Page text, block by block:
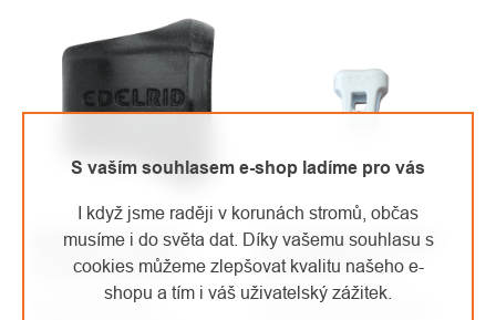
S vaším souhlasem e-shop ladíme pro vás
I když jsme raději v korunách stromů, občas
musíme i do světa dat. Díky vašemu souhlasu s
cookies můžeme zlepšovat kvalitu našeho e-
shopu a tím i váš uživatelský zážitek.
EDELRID Antitwist -
aretační gumička
Gumička bránící
Rock Empire gumička
Anti Slip 22 mm
Gumový chránič, který